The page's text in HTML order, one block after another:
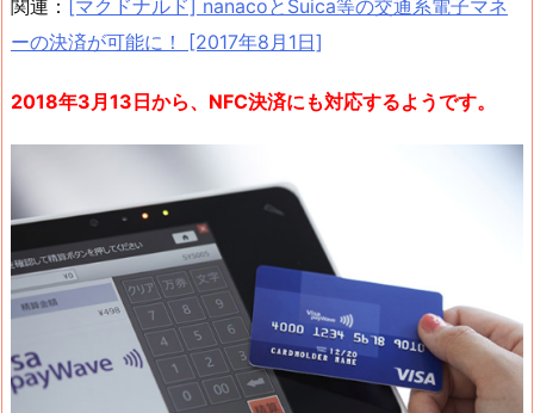
関連： [マクドナルド] nanacoとSuica等の交通系電子マネ
ーの決済が可能に！ [2017年8月1日]
2018年3月13日から、NFC決済にも対応するようです。